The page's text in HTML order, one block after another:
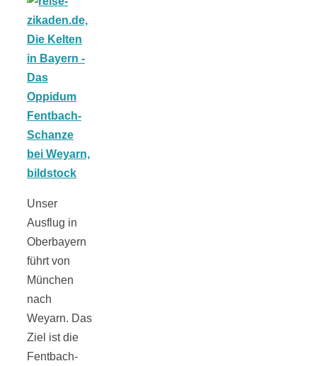
Unser
Ausflug in
Oberbayern
führt von
München
nach
Weyarn. Das
Ziel ist die
Fentbach-